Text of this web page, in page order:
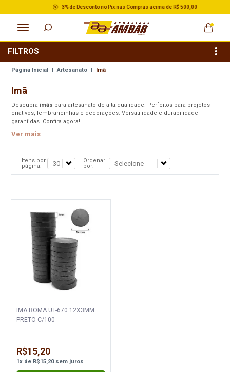
3% de Desconto no Pix nas Compras acima de R$ 500,00
Página Inicial | Artesanato | Imã
FILTROS
Imã
Descubra imãs para artesanato de alta qualidade! Perfeitos para projetos
criativos, lembrancinhas e decorações. Versatilidade e durabilidade
garantidas. Confira agora!
Ver mais
Itens por
página:
Ordenar
por:
IMA ROMA UT-670 12X3MM
PRETO C/100
R$15,20
1x de R$15,20sem juros